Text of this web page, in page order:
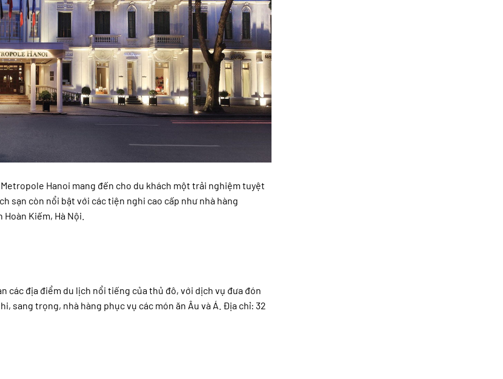
Hanoi mang đến cho du khách một trải nghiệm tuyệt
sạn còn nổi bật với các tiện nghi cao cấp như nhà hàng
Kiếm, Hà Nội.
các địa điểm du lịch nổi tiếng của thủ đô, với dịch vụ đưa đón
sang trọng, nhà hàng phục vụ các món ăn Âu và Á. Địa chỉ: 32